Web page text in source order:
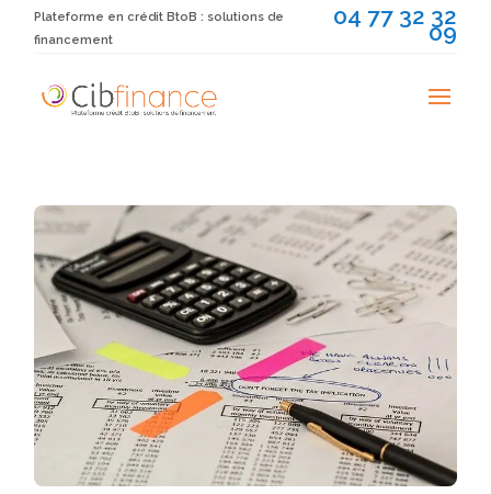
Plateforme en crédit BtoB : solutions de
financement
04 77 32 32
09